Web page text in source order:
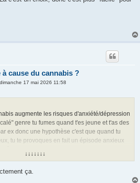
cause du cannabis ?
Mdimanche 17 mai 2026 11:58
augmente les risques d'anxiété/dépression
genre tu fumes quand t'es jeune et t'as des
ex donc une hypothèse c'est que quand tu
tu te provoques en fait un épisode anxieux
dans le futur et ainsi de suite
↓↓↓↓↓↓↓
ça.